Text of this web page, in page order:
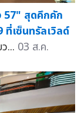
57" สุดคึกคัก
เซ็นทรัลเวิลด์
... 03 ส.ค.